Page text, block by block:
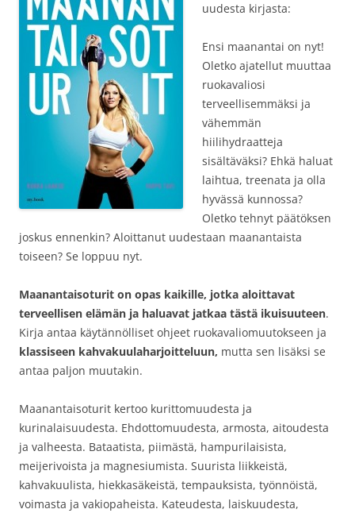
uudesta kirjasta:
Ensi maanantai on nyt!
Oletko ajatellut muuttaa
ruokavaliosi
terveellisemmäksi ja
vähemmän
hiilihydraatteja
sisältäväksi? Ehkä haluat
laihtua, treenata ja olla
hyvässä kunnossa?
Oletko tehnyt päätöksen
joskus ennenkin? Aloittanut uudestaan maanantaista
toiseen? Se loppuu nyt.
Maanantaisoturit on opas kaikille, jotka aloittavat
terveellisen elämän ja haluavat jatkaa tästä ikuisuuteen.
Kirja antaa käytännölliset ohjeet ruokavaliomuutokseen ja
klassiseen kahvakuulaharjoitteluun, mutta sen lisäksi se
antaa paljon muutakin.
Maanantaisoturit kertoo kurittomuudesta ja
kurinalaisuudesta. Ehdottomuudesta, armosta, aitoudesta
ja valheesta. Bataatista, piimästä, hampurilaisista,
meijerivoista ja magnesiumista. Suurista liikkeistä,
kahvakuulista, hiekkasäkeistä, tempauksista, työnnöistä,
voimasta ja vakiopaheista. Kateudesta, laiskuudesta,